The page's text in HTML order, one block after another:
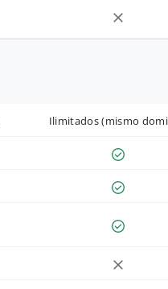
Ilimitados (mismo